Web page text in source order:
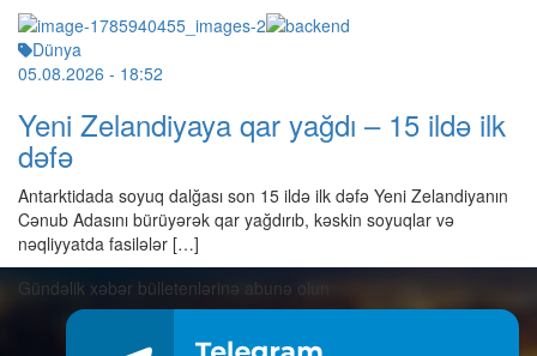
Dünya
05.08.2026 - 18:52
Yeni Zelandiyaya qar yağdı – 15 ildə ilk
dəfə
Antarktidada soyuq dalğası son 15 ildə ilk dəfə Yeni Zelandiyanın
Cənub Adasını bürüyərək qar yağdırıb, kəskin soyuqlar və
nəqliyyatda fasilələr […]
Gündəlik xəbər bülletenlərinə abunə olun